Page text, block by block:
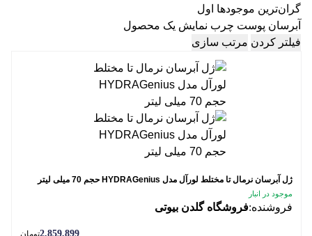
گران‌ترین موجودها اول
آبرسان پوست چرب نمایش یک محصول
فیلتر کردن مرتب سازی
ژل آبرسان نرمال تا مختلط لورآل مدل HYDRAGenius حجم 70 میلی لیتر
موجود در انبار
فروشنده:فروشگاه گلدن بیوتی
2,859,899تومان